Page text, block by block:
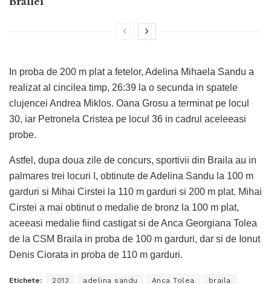
In proba de 200 m plat a fetelor, Adelina Mihaela Sandu a
realizat al cincilea timp, 26:39 la o secunda in spatele
clujencei Andrea Miklos. Oana Grosu a terminat pe locul
30, iar Petronela Cristea pe locul 36 in cadrul aceleeasi
probe.
Astfel, dupa doua zile de concurs, sportivii din Braila au in
palmares trei locuri I, obtinute de Adelina Sandu la 100 m
garduri si Mihai Cirstei la 110 m garduri si 200 m plat. Mihai
Cirstei a mai obtinut o medalie de bronz la 100 m plat,
aceeasi medalie fiind castigat si de Anca Georgiana Tolea
de la CSM Braila in proba de 100 m garduri, dar si de Ionut
Denis Ciorata in proba de 110 m garduri.
Etichete: 2013 adelina sandu Anca Tolea braila